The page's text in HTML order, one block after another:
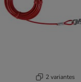
2 variantes